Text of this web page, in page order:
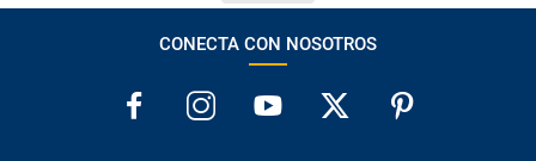
CONECTA CON NOSOTROS